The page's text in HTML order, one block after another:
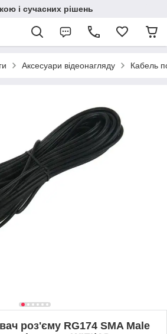
і сучасних рішень
Аксесуари відеонагляду Кабель
роз'єму RG174 SMA Male